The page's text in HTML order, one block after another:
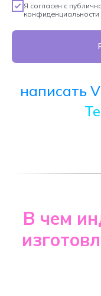
Я согласен с
конфиденциальности
написать
В чем